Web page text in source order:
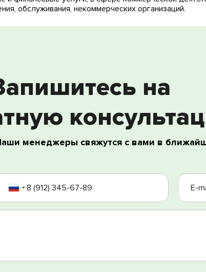
обслуживания, некоммерческих организаций.
на
менеджеры свяжутся с вами в
данных